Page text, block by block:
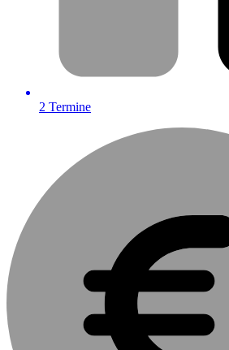
2 Termine